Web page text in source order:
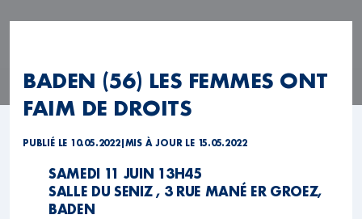
BADEN (56) LES FEMMES ONT
FAIM DE DROITS
PUBLIÉ LE 10.05.2022| MIS À JOUR LE 15.05.2022
SAMEDI 11 JUIN 13H45
SALLE DU SENIZ , 3 RUE MANÉ ER GROEZ,
BADEN